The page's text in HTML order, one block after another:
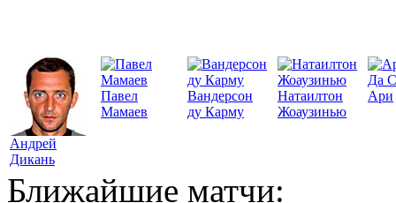
Андрей
Дикань
Павел
Мамаев
Вандерсон
ду Карму
Натаилтон
Жоаузинью
Да
Ари
Ближайшие матчи: